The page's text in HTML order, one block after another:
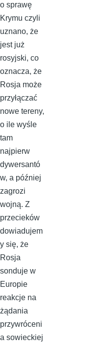
o sprawę
Krymu czyli
uznano, że
jest już
rosyjski, co
oznacza, że
Rosja może
przyłączać
nowe tereny,
o ile wyśle
tam
najpierw
dywersantó
w, a później
zagrozi
wojną. Z
przecieków
dowiadujem
y się, że
Rosja
sonduje w
Europie
reakcje na
żądania
przywróceni
a sowieckiej